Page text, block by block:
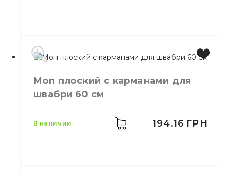
Моп плоский с карманами для
швабри 60 см
в наличии 194.16 ГРН